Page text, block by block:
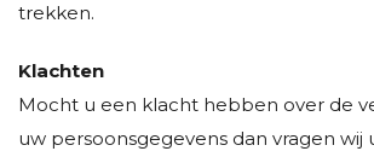
trekken.
Klachten
Mocht u een klacht hebben over de
uw persoonsgegevens dan vragen wij